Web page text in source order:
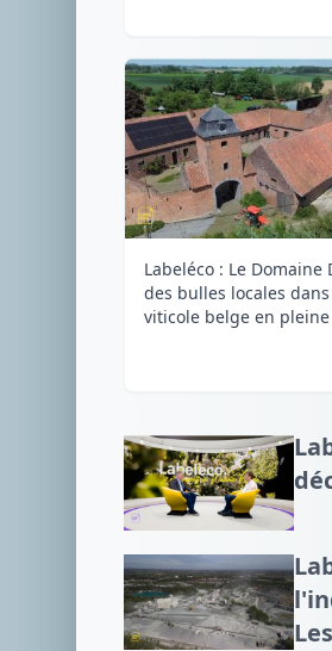
Labeléco : Le Domaine
des bulles locales
viticole belge en